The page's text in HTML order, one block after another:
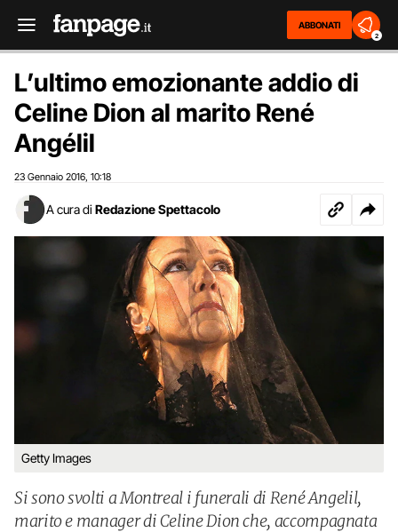
ABBONATI
2
L’ultimo emozionante addio di
Celine Dion al marito René
Angélil
23 Gennaio 2016 10:18
A cura di Redazione Spettacolo
Getty Images
Si sono svolti a Montreal i funerali di René Angelil,
marito e manager di Celine Dion che, accompagnata